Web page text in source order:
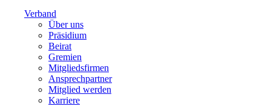
Verband
Über uns
Präsidium
Beirat
Gremien
Mitgliedsfirmen
Ansprechpartner
Mitglied werden
Karriere